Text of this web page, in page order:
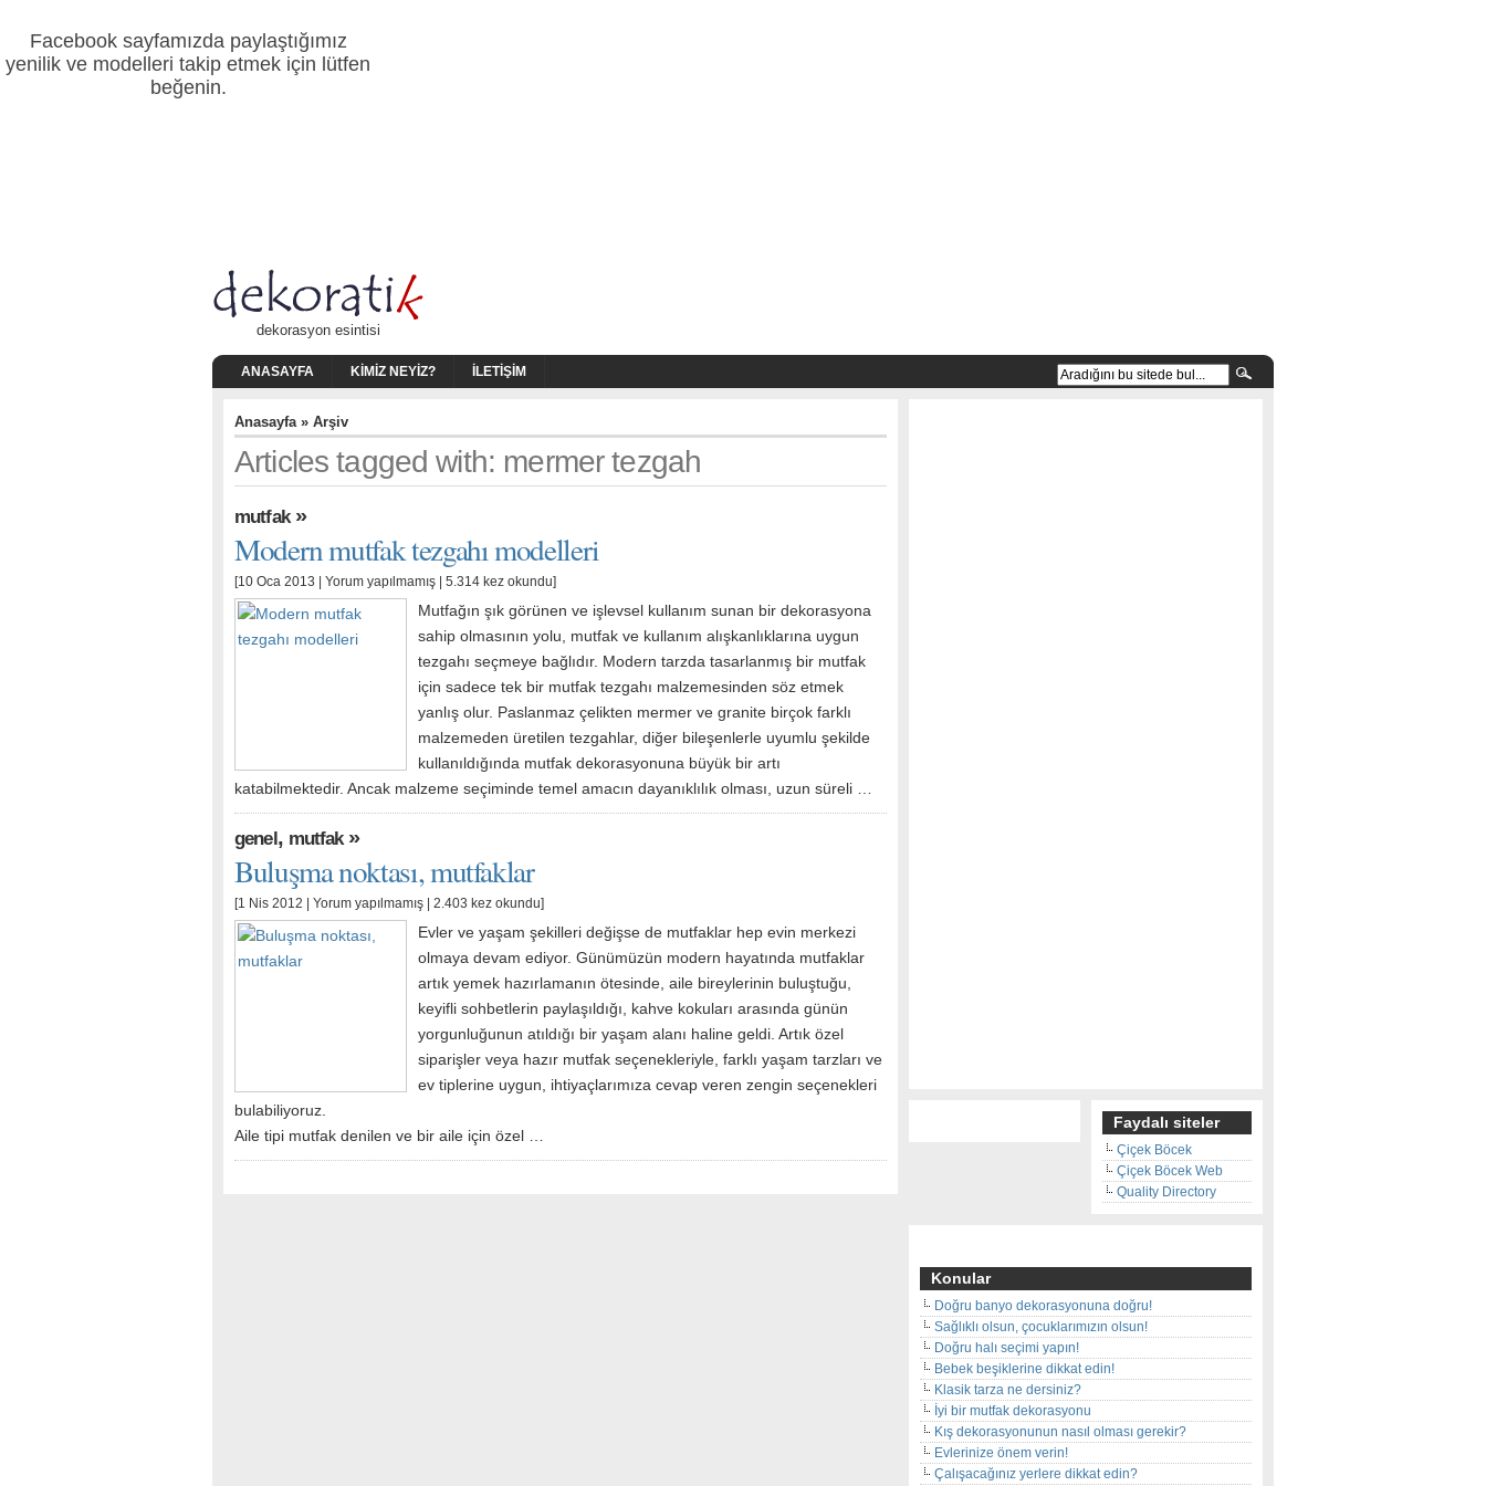
Facebook sayfamızda paylaştığımız
yenilik ve modelleri takip etmek için lütfen
beğenin.
dekorasyon esintisi
ANASAYFA KIMIZ NEYIZ? İLETIŞIM
Anasayfa» Arşiv
Articles tagged with: mermer tezgah
mutfak»
Modern mutfak tezgahı modelleri
[10 Oca 2013 | Yorum yapılmamış | 5.314 kez okundu]
Mutfağın şık görünen ve işlevsel kullanım sunan bir dekorasyona
sahip olmasının yolu, mutfak ve kullanım alışkanlıklarına uygun
tezgahı seçmeye bağlıdır. Modern tarzda tasarlanmış bir mutfak
için sadece tek bir mutfak tezgahı malzemesinden söz etmek
yanlış olur. Paslanmaz çelikten mermer ve granite birçok farklı
malzemeden üretilen tezgahlar, diğer bileşenlerle uyumlu şekilde
kullanıldığında mutfak dekorasyonuna büyük bir artı
katabilmektedir. Ancak malzeme seçiminde temel amacın dayanıklılık olması, uzun süreli …
genel, mutfak»
Buluşma noktası, mutfaklar
[1 Nis 2012 | Yorum yapılmamış | 2.403 kez okundu]
Evler ve yaşam şekilleri değişse de mutfaklar hep evin merkezi
olmaya devam ediyor. Günümüzün modern hayatında mutfaklar
artık yemek hazırlamanın ötesinde, aile bireylerinin buluştuğu,
keyifli sohbetlerin paylaşıldığı, kahve kokuları arasında günün
yorgunluğunun atıldığı bir yaşam alanı haline geldi. Artık özel
siparişler veya hazır mutfak seçenekleriyle, farklı yaşam tarzları ve
ev tiplerine uygun, ihtiyaçlarımıza cevap veren zengin seçenekleri
bulabiliyoruz.
Aile tipi mutfak denilen ve bir aile için özel …
Faydalı siteler
Çiçek Böcek
Çiçek Böcek Web
Quality Directory
Konular
Doğru banyo dekorasyonuna doğru!
Sağlıklı olsun, çocuklarımızın olsun!
Doğru halı seçimi yapın!
Bebek beşiklerine dikkat edin!
Klasik tarza ne dersiniz?
İyi bir mutfak dekorasyonu
Kış dekorasyonunun nasıl olması gerekir?
Evlerinize önem verin!
Çalışacağınız yerlere dikkat edin?